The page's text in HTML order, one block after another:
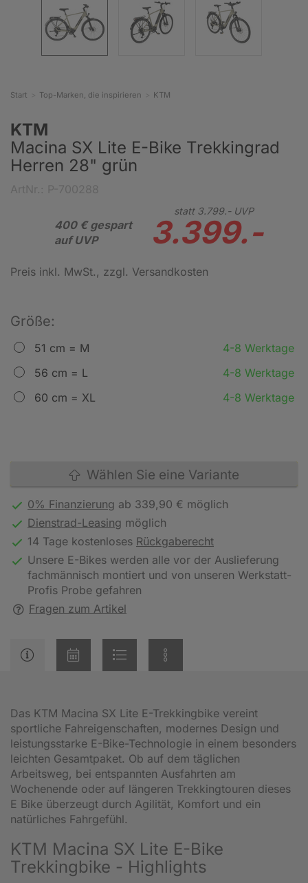
Start Top-Marken, die inspirieren KTM
KTM
Macina SX Lite E-Bike Trekkingrad
Herren 28" grün
400 € gespart
auf UVP
statt 3.799.-UVP
3.399.-
Preis inkl. MwSt. , zzgl. Versandkosten
Größe:
51 cm = M
4-8 Werktage
56 cm = L
4-8 Werktage
60 cm = XL
4-8 Werktage
Wählen Sie eine Variante
0% Finanzierung ab 339,90 € möglich
Dienstrad-Leasing möglich
14 Tage kostenloses Rückgaberecht
Unsere E-Bikes werden alle vor der Auslieferung
fachmännisch montiert und von unseren Werkstatt-
Profis Probe gefahren
Fragen zum Artikel
Das KTM Macina SX Lite E-Trekkingbike vereint
sportliche Fahreigenschaften, modernes Design und
leistungsstarke E-Bike-Technologie in einem besonders
leichten Gesamtpaket. Ob auf dem täglichen
Arbeitsweg, bei entspannten Ausfahrten am
Wochenende oder auf längeren Trekkingtouren dieses
E Bike überzeugt durch Agilität, Komfort und ein
natürliches Fahrgefühl.
KTM Macina SX Lite E-Bike
Trekkingbike - Highlights